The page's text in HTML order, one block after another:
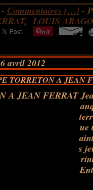
Commentaires […]-
, LOUIS
avril 2012
TORRETON A JEAN
ue
s